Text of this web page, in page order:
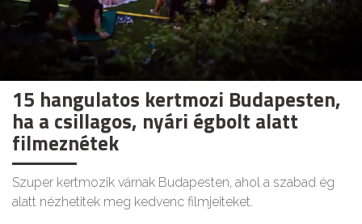
15 hangulatos kertmozi Budapesten,
ha a csillagos, nyári égbolt alatt
filmeznétek
Szuper kertmozik várnak Budapesten, ahol a szabad ég
alatt nézhetitek meg kedvenc filmjeiteket.